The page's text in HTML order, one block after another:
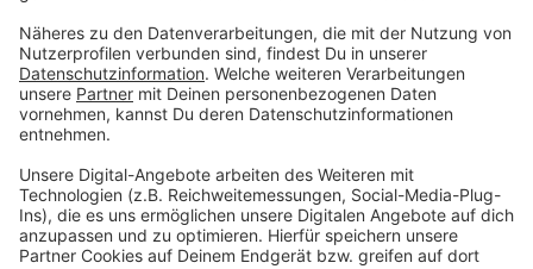
Weitere Meldungen aus Leverkusen
Anzeige
Leverkusen: Neue Rekorde beim Nordischen
Weihnachtsmarkt
Dampf aus dem Chempark - keine Gefahr